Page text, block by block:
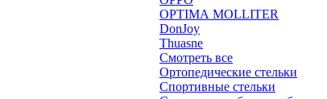
OPTIMA MOLLITER
DonJoy
Thuasne
Смотреть все
Ортопедические стельки
Спортивные стельки